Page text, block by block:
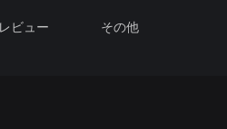
レビュー その他